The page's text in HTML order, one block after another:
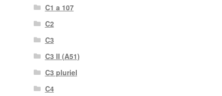
C1 a 107
C2
C3
C3 II (A51)
C3 pluriel
C4